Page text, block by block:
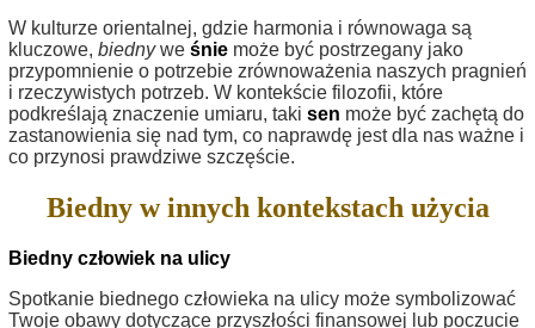
W kulturze orientalnej, gdzie harmonia i równowaga są
kluczowe, biednywe śnie może być postrzegany jako
przypomnienie o potrzebie zrównoważenia naszych pragnień
i rzeczywistych potrzeb. W kontekście filozofii, które
podkreślają znaczenie umiaru, taki sen może być zachętą do
zastanowienia się nad tym, co naprawdę jest dla nas ważne i
co przynosi prawdziwe szczęście.
Biedny w innych kontekstach użycia
Biedny człowiek na ulicy
Spotkanie biednego człowieka na ulicy może symbolizować
Twoje obawy dotyczące przyszłości finansowej lub poczucie